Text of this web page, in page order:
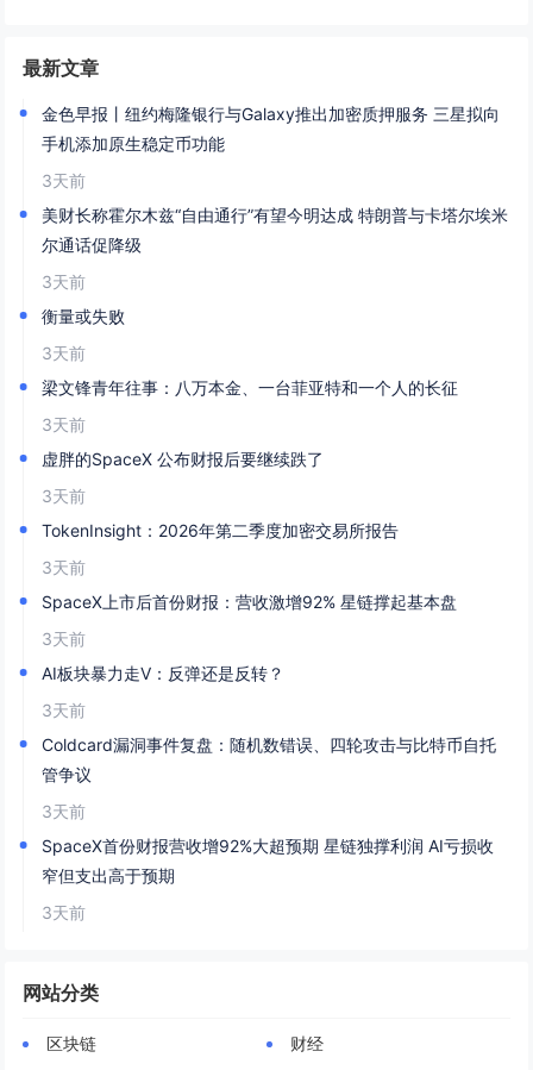
最新文章
金色早报丨纽约梅隆银行与Galaxy推出加密质押服务 三星拟向
手机添加原生稳定币功能
3天前
美财长称霍尔木兹“自由通行”有望今明达成 特朗普与卡塔尔埃米
尔通话促降级
3天前
衡量或失败
3天前
梁文锋青年往事：八万本金、一台菲亚特和一个人的长征
3天前
虚胖的SpaceX 公布财报后要继续跌了
3天前
TokenInsight：2026年第二季度加密交易所报告
3天前
SpaceX上市后首份财报：营收激增92% 星链撑起基本盘
3天前
AI板块暴力走V：反弹还是反转？
3天前
Coldcard漏洞事件复盘：随机数错误、四轮攻击与比特币自托
管争议
3天前
SpaceX首份财报营收增92%大超预期 星链独撑利润 AI亏损收
窄但支出高于预期
3天前
网站分类
区块链
财经